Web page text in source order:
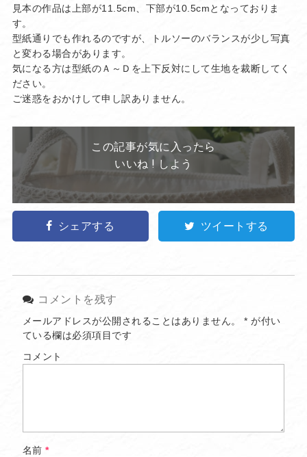
見本の作品は上部が11.5cm、下部が10.5cmとなっておりま
す。
型紙通りでも作れるのですが、トルソーのバランスが少し写真
と変わる場合があります。
気になる方は型紙のＡ～Ｄを上下反対にして生地を裁断してく
ださい。
ご迷惑をおかけして申し訳ありません。
この記事が気に入ったら
いいね ! しよう
シェアする ツイートする
コメントを残す
メールアドレスが公開されることはありません。 * が付い
ている欄は必須項目です
コメント
名前*